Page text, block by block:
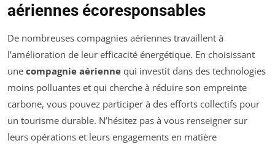
aériennes écoresponsables
De nombreuses compagnies aériennes travaillent à
l’amélioration de leur efficacité énergétique. En choisissant
une compagnie aérienne qui investit dans des technologies
moins polluantes et qui cherche à réduire son empreinte
carbone, vous pouvez participer à des efforts collectifs pour
un tourisme durable. N’hésitez pas à vous renseigner sur
leurs opérations et leurs engagements en matière